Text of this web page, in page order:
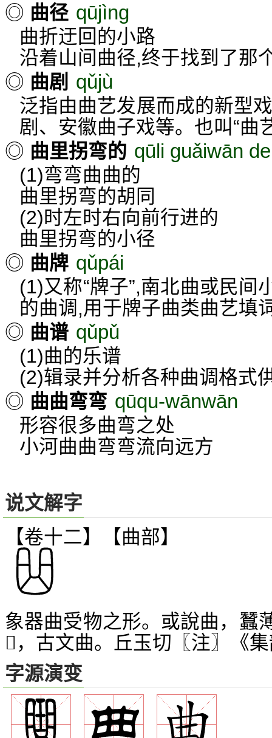
◎ 曲径 qūjìng
曲折迂回的小路
沿着山间曲径,终于找到了那
◎ 曲剧 qǔjù
泛指由曲艺发展而成的新型
剧、安徽曲子戏等。也叫“曲
◎ 曲里拐弯的 qūli guǎiwān de
(1)弯弯曲曲的
曲里拐弯的胡同
(2)时左时右向前行进的
曲里拐弯的小径
◎ 曲牌 qǔpái
(1)又称“牌子”,南北曲或民间
的曲调,用于牌子曲类曲艺填
◎ 曲谱 qǔpǔ
(1)曲的乐谱
(2)辑录并分析各种曲调格式
◎ 曲曲弯弯 qūqu-wānwān
形容很多曲弯之处
小河曲曲弯弯流向远方
说文解字
【卷十二】【曲部】
象器曲受物之形。或說曲，蠶
𠤬 ，古文曲。丘玉切〖注〗《
字源演变